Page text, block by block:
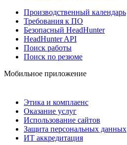
Производственный календарь
Требования к ПО
Безопасный HeadHunter
HeadHunter API
Поиск работы
Поиск по резюме
Мобильное приложение
Этика и комплаенс
Оказание услуг
Использование сайтов
Защита персональных данных
ИТ аккредитация